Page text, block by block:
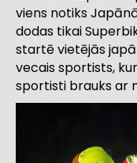
viens notiks
dodas tikai
startē vietējās
vecais sportists,
sportisti brauks ar